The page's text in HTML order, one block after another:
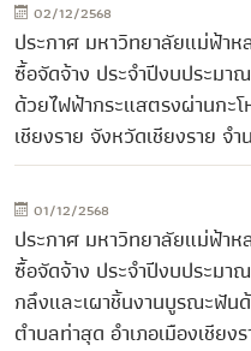
02/12/2568
ประกาศ มหาวิทยาลัยแม่ฟ้า
ซื้อจัดจ้าง ประจำปีงบประม
ด้วยไฟฟ้ากระแสตรงผ่านกะ
เชียงราย จังหวัดเชียงราย จ
01/12/2568
ประกาศ มหาวิทยาลัยแม่ฟ้า
ซื้อจัดจ้าง ประจำปีงบประม
กลึงและเผาชิ้นงานบูรณะฟั
ตำบลท่าสุด อำเภอเมืองเชีย